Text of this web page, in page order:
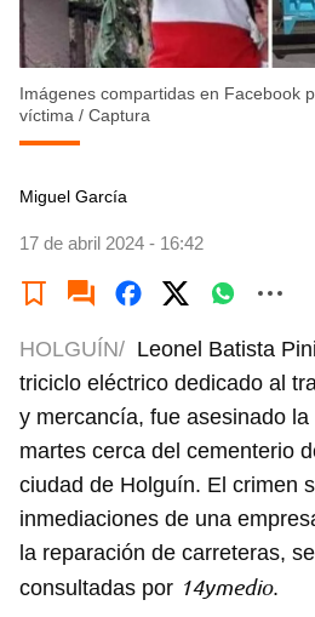
Imágenes compartidas en Facebook
víctima / Captura
Miguel García
17 de abril 2024 - 16:42
HOLGUÍN/ Leonel Batista
triciclo eléctrico dedicado al
y mercancía, fue asesinado
martes cerca del cementerio
ciudad de Holguín. El crimen
inmediaciones de una
la reparación de carreteras,
consultadas por 14ymedio.